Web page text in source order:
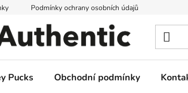
Podmínky ochrany osobních údajů
Pucks Obchodní podmínky